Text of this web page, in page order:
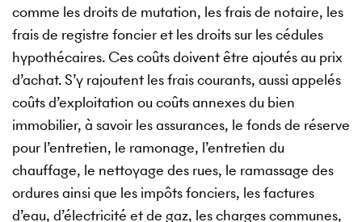
comme les droits de mutation, les frais de notaire, les
frais de registre foncier et les droits sur les cédules
hypothécaires. Ces coûts doivent être ajoutés au prix
d’achat. S’y rajoutent les frais courants, aussi appelés
coûts d’exploitation ou coûts annexes du bien
immobilier, à savoir les assurances, le fonds de réserve
pour l’entretien, le ramonage, l’entretien du
chauffage, le nettoyage des rues, le ramassage des
ordures ainsi que les impôts fonciers, les factures
d’eau, d’électricité et de gaz, les charges communes,